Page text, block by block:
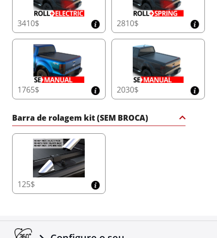
3410$ 2810$
1765$ 2030$
Barra de rolagem kit (SEM BROCA)
125$